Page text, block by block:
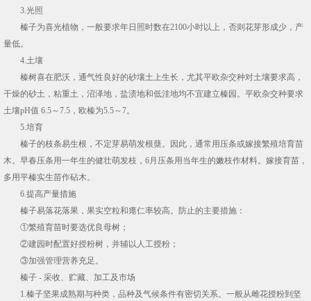
3.光照
榛子为喜光植物，一般要求年日照时数在2100小时以上，否则花芽形成少，产
量低。
4.土壤
榛树喜在肥沃，通气性良好的砂壤土上生长，尤其平欧杂交种对土壤要求高，
干燥的砂土，粘重土，沼泽地，盐渍地和低洼地均不宜建立榛园。平欧杂交种要求
土壤pH值 6.5～7.5，欧榛为5.5～7。
5.培育
榛子的枝条易生根，不定芽易萌发根蘖。因此，通常用压条或嫁接繁殖培育苗
木。早春压条用一年生的健壮萌发枝，6月压条用当年生的嫩枝作材料。嫁接育苗，
多用平榛实生苗作砧木。
6.提高产量措施
榛子易落花落果，果实空粒和瘪仁率较高。防止的主要措施：
①繁殖育苗时要选优良母树；
②建园时配置好授粉树，并辅以人工授粉；
③加强管理营养充足。
榛子 - 采收、贮藏、加工及市场
1.榛子坚果成熟期与种类，品种及气候条件有密切关系。一般从雌花授粉到坚